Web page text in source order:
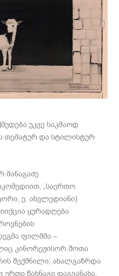
უკვე საკმაოდ
თემატურ და სტილისტურ
მანაგაძე
„საერთო
ე. ახვლედიანი)
ყურადღება
ფილმმა –
კინორეჟისორ შოთა
შექმნილი, ახალგაზრდა
ერთი წახნაგი დაგვანახა,